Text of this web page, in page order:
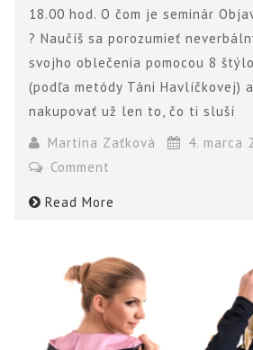
18.00 hod. O čom je seminár
? Naučíš sa porozumieť
svojho oblečenia pomocou 8
(podľa metódy Táni Havlíčkovej)
nakupovať už len to, čo ti sluší
Martina Zaťková
4. marca
Comment
Read More